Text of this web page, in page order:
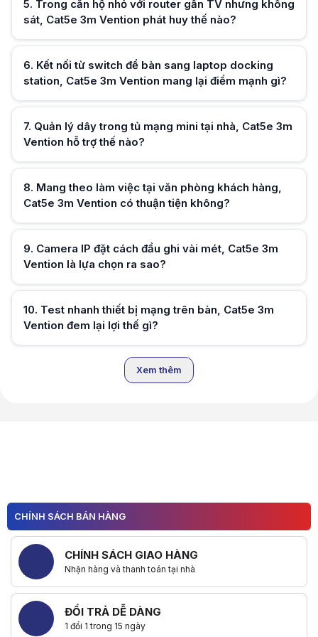
5. Trong căn hộ nhỏ với router gần TV nhưng không
sát, Cat5e 3m Vention phát huy thế nào?
Hữu ích (0)
6. Kết nối từ switch để bàn sang laptop docking
station, Cat5e 3m Vention mang lại điểm mạnh gì?
Hữu ích (0)
7. Quản lý dây trong tủ mạng mini tại nhà, Cat5e 3m
Vention hỗ trợ thế nào?
Hữu ích ( 0)
8. Mang theo làm việc tại văn phòng khách hàng,
Cat5e 3m Vention có thuận tiện không?
9. Camera IP đặt cách đầu ghi vài mét, Cat5e 3m
Vention là lựa chọn ra sao?
Hữu ích (0)
10. Test nhanh thiết bị mạng trên bàn, Cat5e 3m
Vention đem lại lợi thế gì?
Xem thêm
CHÍNH SÁCH BÁN HÀNG
CHÍNH SÁCH GIAO HÀNG
Nhận hàng và thanh toán tại nhà
ĐỔI TRẢ DỄ DÀNG
1 đổi 1 trong 15 ngày